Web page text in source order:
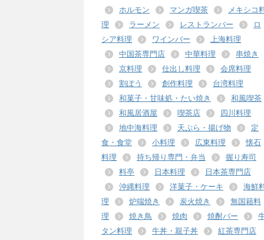
ホルモン
マンガ喫茶
メキシコ
理
ラーメン レストランバー
ロ
シア料理
ワインバー
上海料理
中国茶専門店
中華料理
串焼き
京料理
仕出し料理
会席料理
割ぽう
創作料理
台湾料理
和菓子・甘味処・たい焼き
和風喫茶
和風居酒屋
喫茶店
四川料理
地中海料理
天ぷら・揚げ物
定
食・食堂
小料理 広東料理
懐石
料理
持ち帰り専門・弁当
握り寿司
料亭
日本料理
日本茶専門店
沖縄料理
洋菓子・ケーキ
海鮮
理
炉端焼き 炭火焼き
無国籍料
理
焼き鳥 焼肉 焼酎バー
タン料理
牛丼・親子丼
紅茶専門店